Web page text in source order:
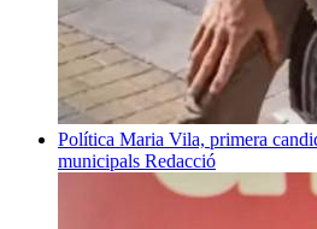
Política Maria Vila, primera
municipals Redacció